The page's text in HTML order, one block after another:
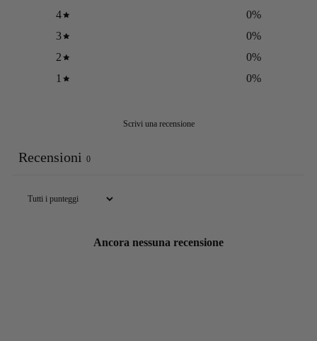
4 0%
3
0%
2
0%
1
0%
Scrivi una recensione
Recensioni 0
Ancora nessuna recensione